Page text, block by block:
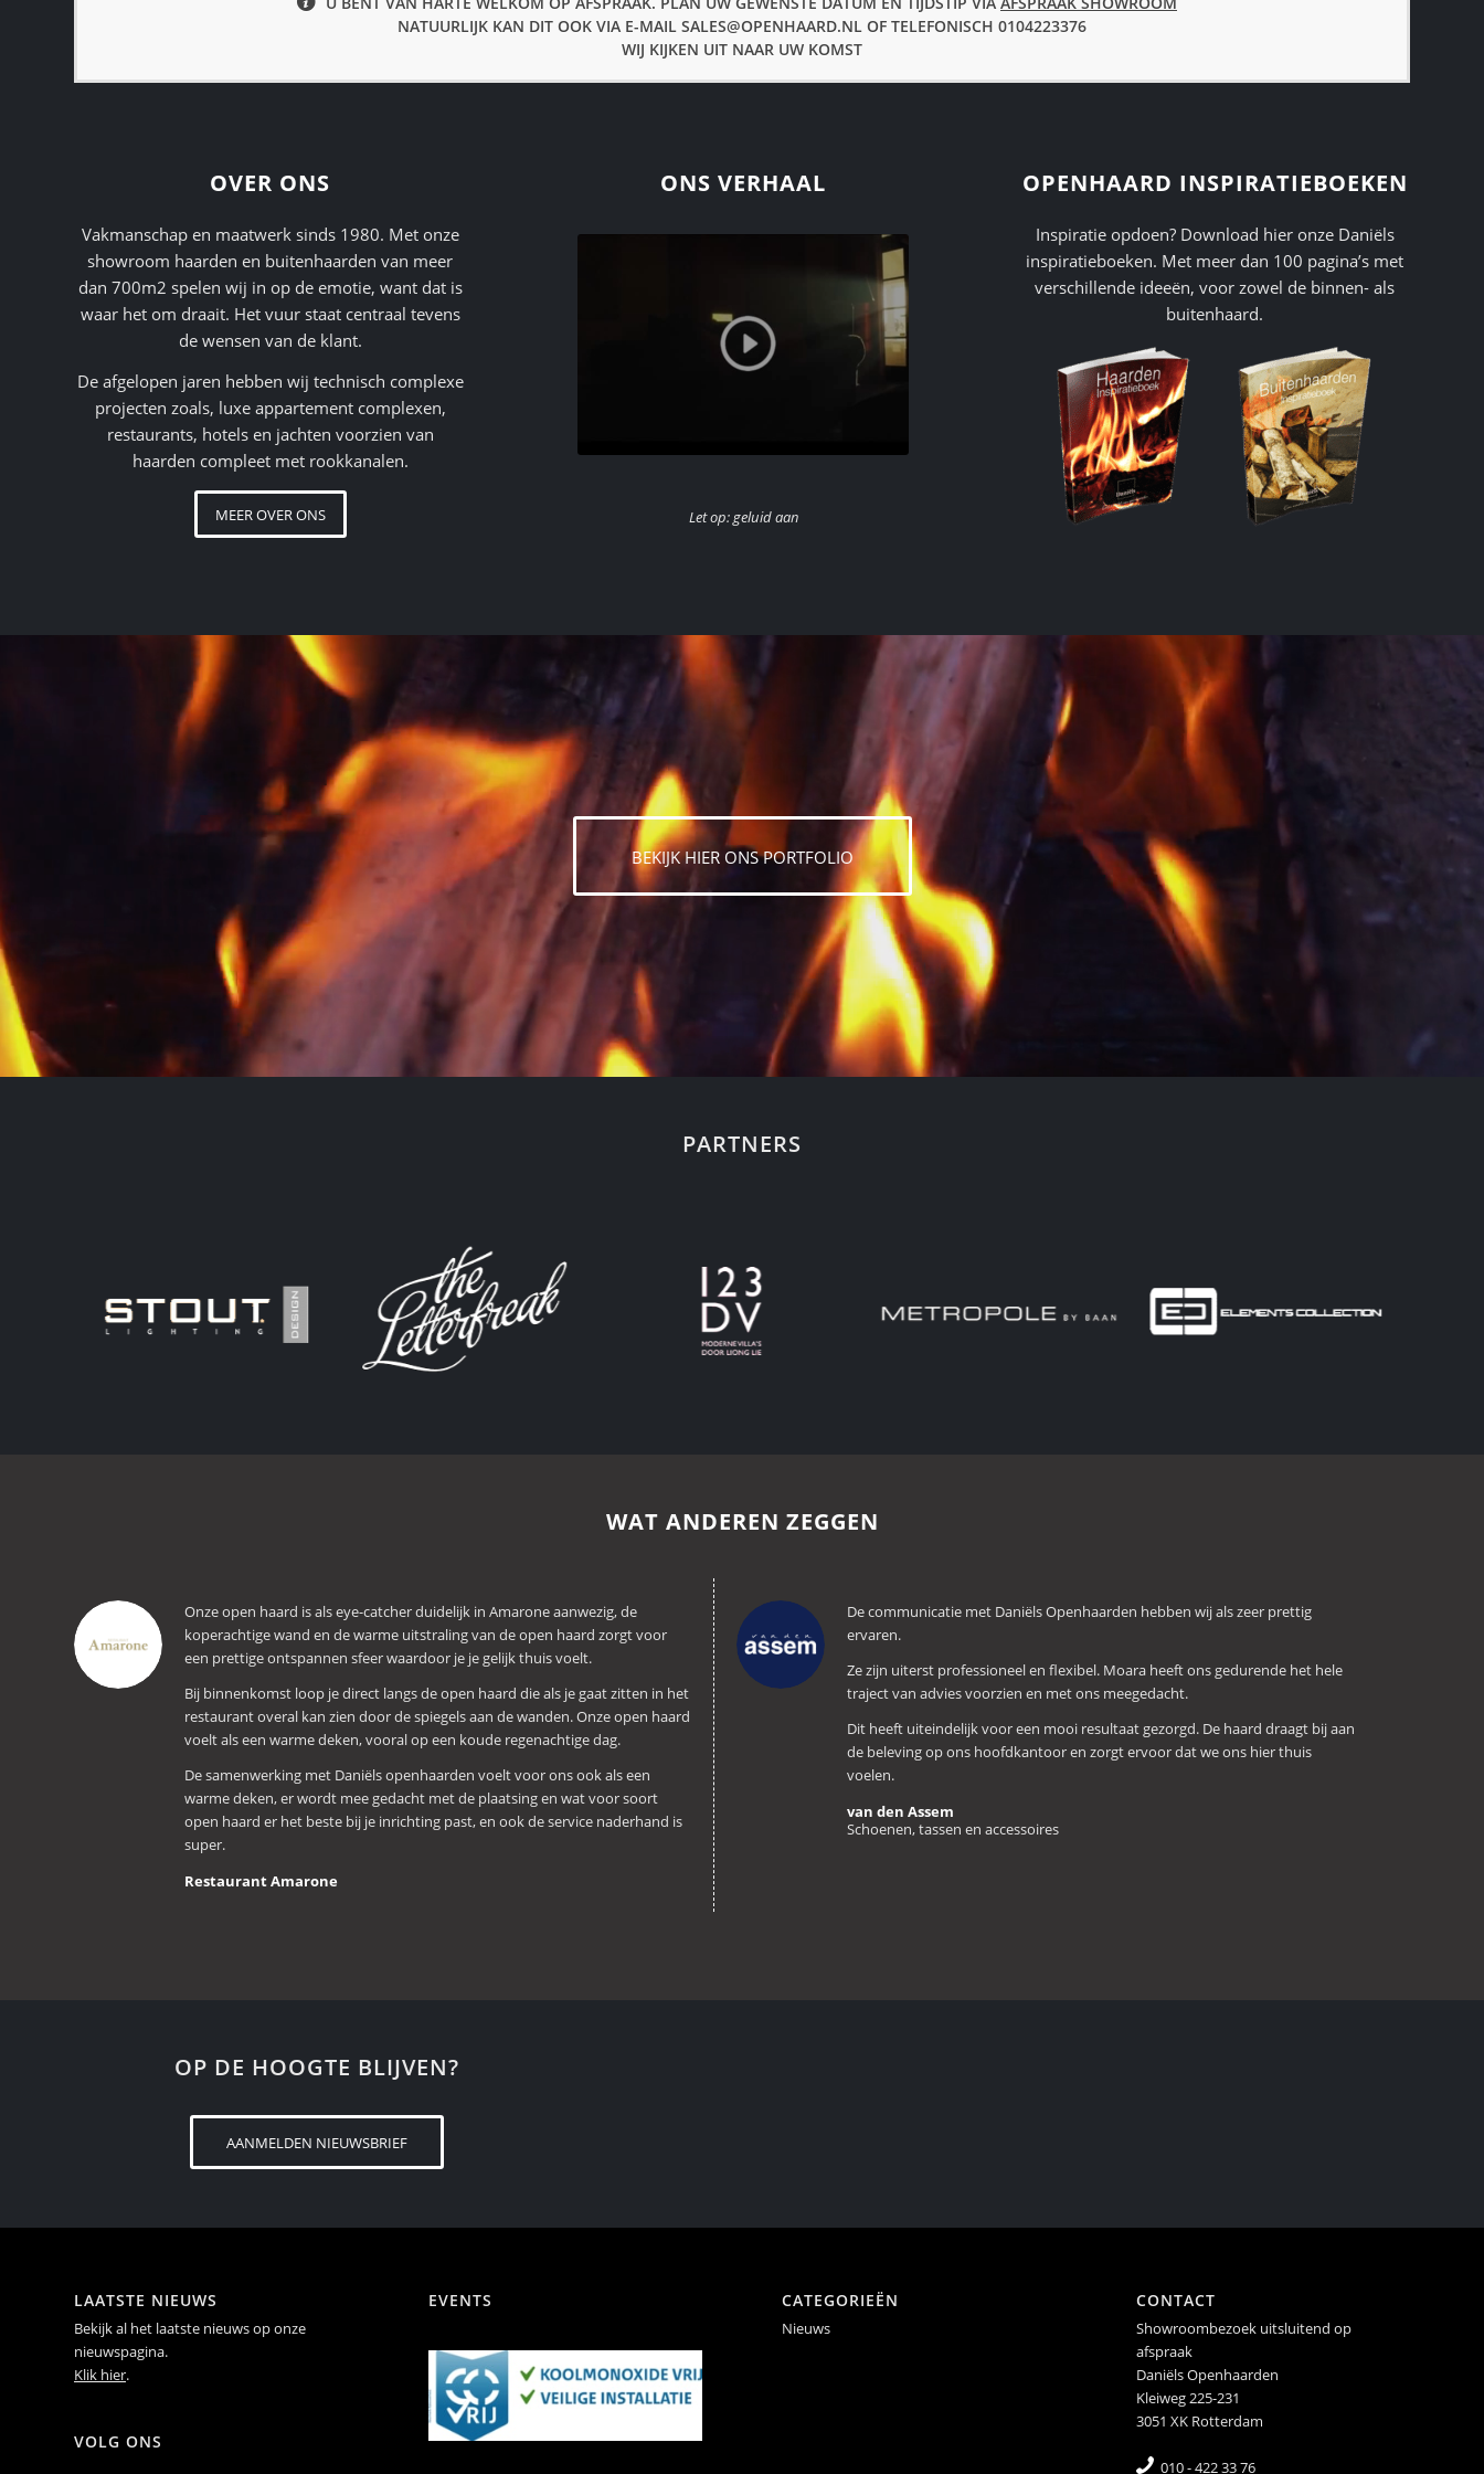
NATUURLIJK KAN DIT OOK VIA E-MAIL SALES@OPENHAARD.NL OF TELEFONISCH 0104223376
WIJ KIJKEN UIT NAAR UW KOMST
OVER ONS
Vakmanschap en maatwerk sinds 1980. Met onze
showroom haarden en buitenhaarden van meer
dan 700m2 spelen wij in op de emotie, want dat is
waar het om draait. Het vuur staat centraal tevens
de wensen van de klant.
De afgelopen jaren hebben wij technisch complexe
projecten zoals, luxe appartement complexen,
restaurants, hotels en jachten voorzien van
haarden compleet met rookkanalen.
MEER OVER ONS
ONS VERHAAL
Let op: geluid aan
OPENHAARD INSPIRATIEBOEKEN
Inspiratie opdoen? Download hier onze Daniëls
inspiratieboeken. Met meer dan 100 pagina’s met
verschillende ideeën, voor zowel de binnen- als
buitenhaard.
BEKIJK HIER ONS PORTFOLIO
PARTNERS
WAT ANDEREN ZEGGEN
Onze open haard is als eye-catcher duidelijk in Amarone aanwezig, de
koperachtige wand en de warme uitstraling van de open haard zorgt voor
een prettige ontspannen sfeer waardoor je je gelijk thuis voelt.
Bij binnenkomst loop je direct langs de open haard die als je gaat zitten in het
restaurant overal kan zien door de spiegels aan de wanden. Onze open haard
voelt als een warme deken, vooral op een koude regenachtige dag.
De samenwerking met Daniëls openhaarden voelt voor ons ook als een
warme deken, er wordt mee gedacht met de plaatsing en wat voor soort
open haard er het beste bij je inrichting past, en ook de service naderhand is
super.
Restaurant Amarone
De communicatie met Daniëls Openhaarden hebben wij als zeer prettig
ervaren.
Ze zijn uiterst professioneel en flexibel. Moara heeft ons gedurende het hele
traject van advies voorzien en met ons meegedacht.
Dit heeft uiteindelijk voor een mooi resultaat gezorgd. De haard draagt bij aan
de beleving op ons hoofdkantoor en zorgt ervoor dat we ons hier thuis
voelen.
van den Assem
Schoenen, tassen en accessoires
OP DE HOOGTE BLIJVEN?
AANMELDEN NIEUWSBRIEF
LAATSTE NIEUWS
Bekijk al het laatste nieuws op onze
nieuwspagina.
Klik hier.
VOLG ONS
EVENTS CATEGORIEËN
Nieuws
CONTACT
Showroombezoek uitsluitend op
afspraak
Daniëls Openhaarden
Kleiweg 225-231
3051 XK Rotterdam
010 - 422 33 76